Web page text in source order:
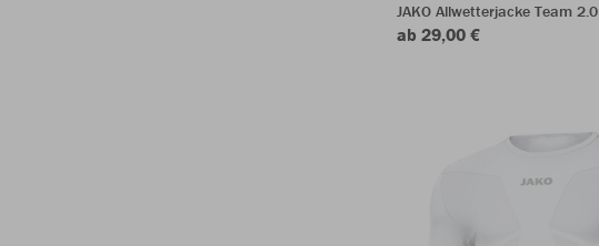
JAKO Allwetterjacke Team 2.0
ab 29,00 €